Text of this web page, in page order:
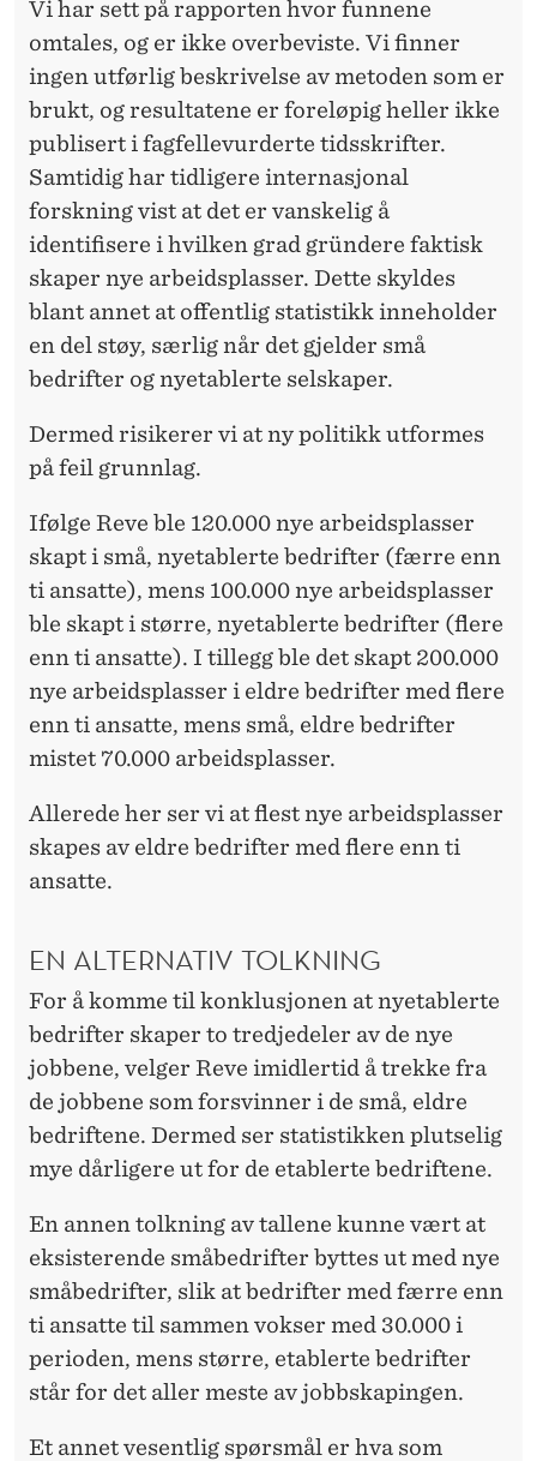
Vi har sett på rapporten hvor funnene
omtales, og er ikke overbeviste. Vi finner
ingen utførlig beskrivelse av metoden som er
brukt, og resultatene er foreløpig heller ikke
publisert i fagfellevurderte tidsskrifter.
Samtidig har tidligere internasjonal
forskning vist at det er vanskelig å
identifisere i hvilken grad gründere faktisk
skaper nye arbeidsplasser. Dette skyldes
blant annet at offentlig statistikk inneholder
en del støy, særlig når det gjelder små
bedrifter og nyetablerte selskaper.
Dermed risikerer vi at ny politikk utformes
på feil grunnlag.
Ifølge Reve ble 120.000 nye arbeidsplasser
skapt i små, nyetablerte bedrifter (færre enn
ti ansatte), mens 100.000 nye arbeidsplasser
ble skapt i større, nyetablerte bedrifter (flere
enn ti ansatte). I tillegg ble det skapt 200.000
nye arbeidsplasser i eldre bedrifter med flere
enn ti ansatte, mens små, eldre bedrifter
mistet 70.000 arbeidsplasser.
Allerede her ser vi at flest nye arbeidsplasser
skapes av eldre bedrifter med flere enn ti
ansatte.
EN ALTERNATIV TOLKNING
For å komme til konklusjonen at nyetablerte
bedrifter skaper to tredjedeler av de nye
jobbene, velger Reve imidlertid å trekke fra
de jobbene som forsvinner i de små, eldre
bedriftene. Dermed ser statistikken plutselig
mye dårligere ut for de etablerte bedriftene.
En annen tolkning av tallene kunne vært at
eksisterende småbedrifter byttes ut med nye
småbedrifter, slik at bedrifter med færre enn
ti ansatte til sammen vokser med 30.000 i
perioden, mens større, etablerte bedrifter
står for det aller meste av jobbskapingen.
Et annet vesentlig spørsmål er hva som